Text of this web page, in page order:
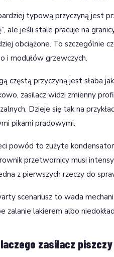
typową przyczyną jest
ale jeśli stale pracuje na
obciążone. To szczególnie
i modułów grzewczych.
częstą przyczyną jest słaba
zasilacz widzi zmienny
Dzieje się tak na
pikami prądowymi.
powód to zużyte
przetwornicy musi
z pierwszych rzeczy do
scenariusz to wada
zalanie lakierem albo
zasilacz